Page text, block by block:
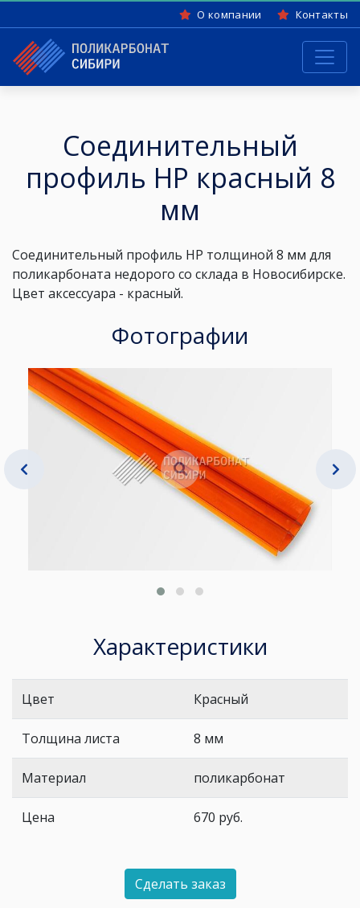
О компании Контакты
Соединительный
профиль HP красный 8
мм
Соединительный профиль HP толщиной 8 мм для
поликарбоната недорого со склада в Новосибирске.
Цвет аксессуара - красный.
Фотографии
Характеристики
Цвет Красный
Толщина листа 8 мм
Материал поликарбонат
Цена 670 руб.
Сделать заказ